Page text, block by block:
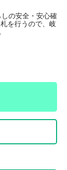
の安全・安心確
を行うので、岐